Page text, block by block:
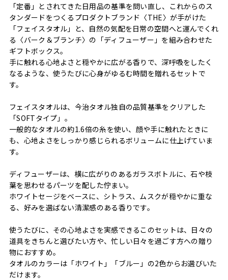
「定番」とされてきた日用品の基準を問い直し、これからのス
タンダードをつくるプロダクトブランド〈THE〉が手がけた
「フェイスタオル」と、自然の気配を日常の空間へと運んでくれ
る〈バーク＆ブランチ〉の「ディフューザー」を組み合わせた
ギフトボックス。
手に触れる心地よさと穏やかに広がる香りで、深呼吸をしたく
なるような、使うたびに心身がゆるむ時間を贈れるセットで
す。
フェイスタオルは、今治タオル独自の品質基準をクリアした
「SOFTタイプ」。
一般的なタオルの約1.6倍の糸を使い、顔や手に触れたときに
も、心地よさをしっかり感じられるボリュームに仕上げていま
す。
ディフューザーは、横に広がりのあるガラスボトルに、石や枝
葉を思わせるパーツを配した佇まい。
ホワイトセージをベースに、シトラス、ムスクが穏やかに重な
る、好みを選ばない清潔感のある香りです。
使うたびに、その心地よさを実感できるこのセットは、日々の
道具をきちんと選びたい方や、忙しい日々を過ごす方への贈り
物におすすめ。
タオルのカラーは「ホワイト」「ブルー」の2色からお選びいた
だけます。